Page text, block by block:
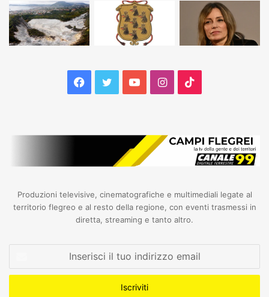
Facebook
TwitterYouTubeInstagram
Produzioni televisive, cinematografiche e multimediali legate al
territorio flegreo e al resto della regione, con eventi trasmessi in
diretta, streaming e tanto altro.
tuo